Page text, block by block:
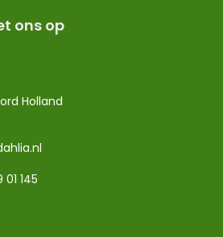
ons op
Holland
01 145